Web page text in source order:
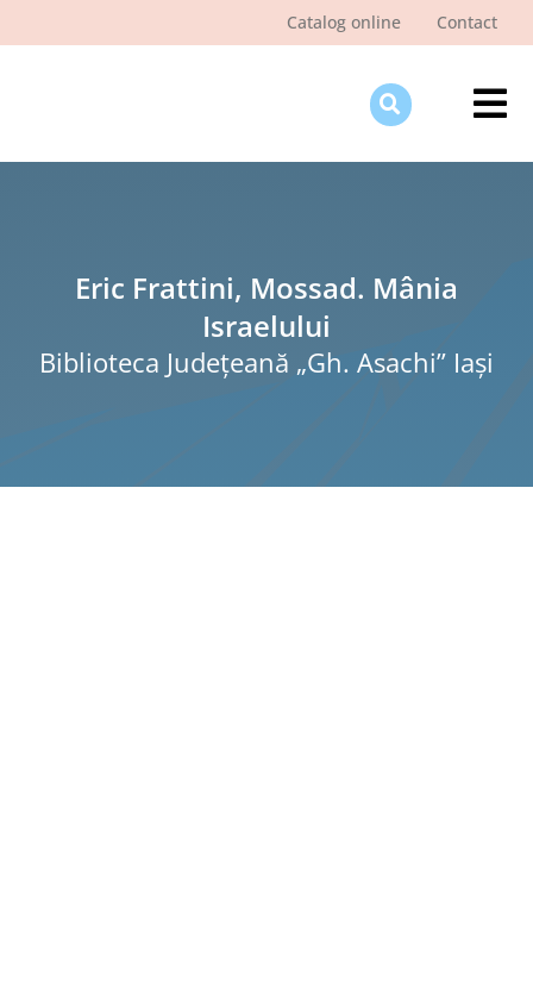
Catalog online Contact
Eric Frattini, Mossad. Mânia
Israelului
Biblioteca Judeţeană „Gh. Asachi” Iaşi